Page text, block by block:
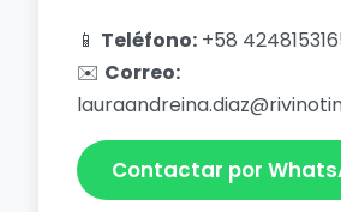
📱 Teléfono: +58
✉️ Correo:
Contactar por